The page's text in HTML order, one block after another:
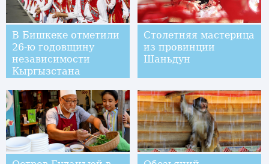
В Бишкеке отметили
26-ю годовщину
независимости
Кыргызстана
Столетняя мастерица
из провинции
Шаньдун